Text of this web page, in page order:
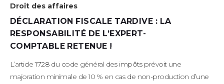
Droit des affaires
DÉCLARATION FISCALE TARDIVE : LA
RESPONSABILITÉ DE L’EXPERT-
COMPTABLE RETENUE !
L’article 1728 du code général des impôts prévoit une
majoration minimale de 10 % en cas de non-production d’une